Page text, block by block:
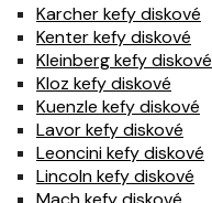
Karcher kefy diskové
Kenter kefy diskové
Kleinberg kefy diskové
Kloz kefy diskové
Kuenzle kefy diskové
Lavor kefy diskové
Leoncini kefy diskové
Lincoln kefy diskové